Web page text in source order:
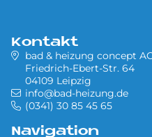
Kontakt
bad & heizung concept
Friedrich-Ebert-Str. 64
04109 Leipzig
info@bad-heizung.de
(0341) 30 85 45 65
Navigation